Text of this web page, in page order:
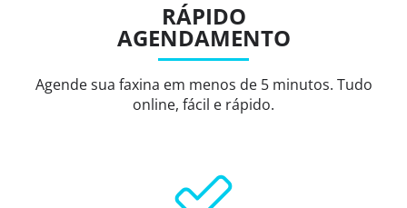
RÁPIDO
AGENDAMENTO
Agende sua faxina em menos de 5 minutos. Tudo
online, fácil e rápido.